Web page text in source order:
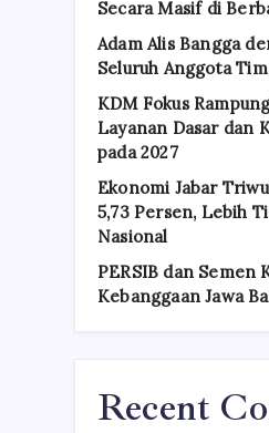
Secara Masif di
Adam Alis Bangga
Seluruh Anggota Tim
KDM Fokus
Layanan Dasar dan
pada 2027
Ekonomi Jabar
5,73 Persen, Lebih
Nasional
PERSIB dan Semen
Kebanggaan Jawa
Recent